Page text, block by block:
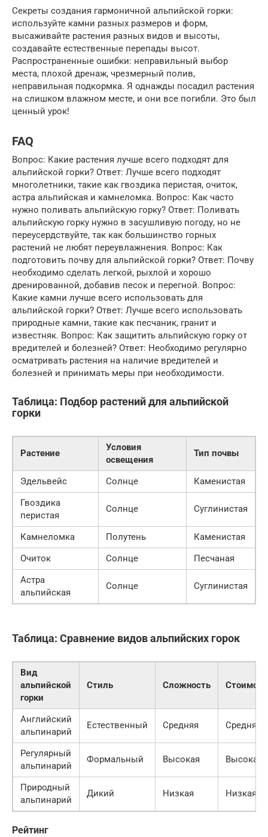
Секреты создания гармоничной альпийской горки:
используйте камни разных размеров и форм,
высаживайте растения разных видов и высоты,
создавайте естественные перепады высот.
Распространенные ошибки: неправильный выбор
места, плохой дренаж, чрезмерный полив,
неправильная подкормка. Я однажды посадил растения
на слишком влажном месте, и они все погибли. Это был
ценный урок!
FAQ
Вопрос: Какие растения лучше всего подходят для
альпийской горки? Ответ: Лучше всего подходят
многолетники, такие как гвоздика перистая, очиток,
астра альпийская и камнеломка. Вопрос: Как часто
нужно поливать альпийскую горку? Ответ: Поливать
альпийскую горку нужно в засушливую погоду, но не
переусердствуйте, так как большинство горных
растений не любят переувлажнения. Вопрос: Как
подготовить почву для альпийской горки? Ответ: Почву
необходимо сделать легкой, рыхлой и хорошо
дренированной, добавив песок и перегной. Вопрос:
Какие камни лучше всего использовать для
альпийской горки? Ответ: Лучше всего использовать
природные камни, такие как песчаник, гранит и
известняк. Вопрос: Как защитить альпийскую горку от
вредителей и болезней? Ответ: Необходимо регулярно
осматривать растения на наличие вредителей и
болезней и принимать меры при необходимости.
Таблица: Подбор растений для альпийской
горки
Растение
Условия
освещения
Тип почвы
Эдельвейс Солнце
Каменистая
Гвоздика
перистая
Солнце Суглинистая
Камнеломка Полутень
Каменистая
Очиток
Солнце
Песчаная
Астра
альпийская
Солнце Суглинистая
Таблица: Сравнение видов альпийских горок
Вид
альпийской
горки
Стиль Сложность
Английский
альпинарий
Естественный Средняя Средняя
Регулярный
альпинарий
Формальный Высокая Высокая
Природный
альпинарий
Дикий Низкая Низкая
Рейтинг